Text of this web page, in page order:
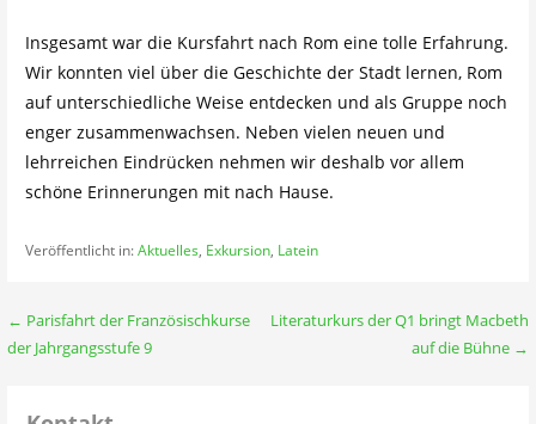
Insgesamt war die Kursfahrt nach Rom eine tolle Erfahrung.
Wir konnten viel über die Geschichte der Stadt lernen, Rom
auf unterschiedliche Weise entdecken und als Gruppe noch
enger zusammenwachsen. Neben vielen neuen und
lehrreichen Eindrücken nehmen wir deshalb vor allem
schöne Erinnerungen mit nach Hause.
Veröffentlicht in:Aktuelles, Exkursion, Latein
Beitragsnavigation
← Parisfahrt der Französischkurse
der Jahrgangsstufe 9
Literaturkurs der Q1 bringt Macbeth
auf die Bühne →